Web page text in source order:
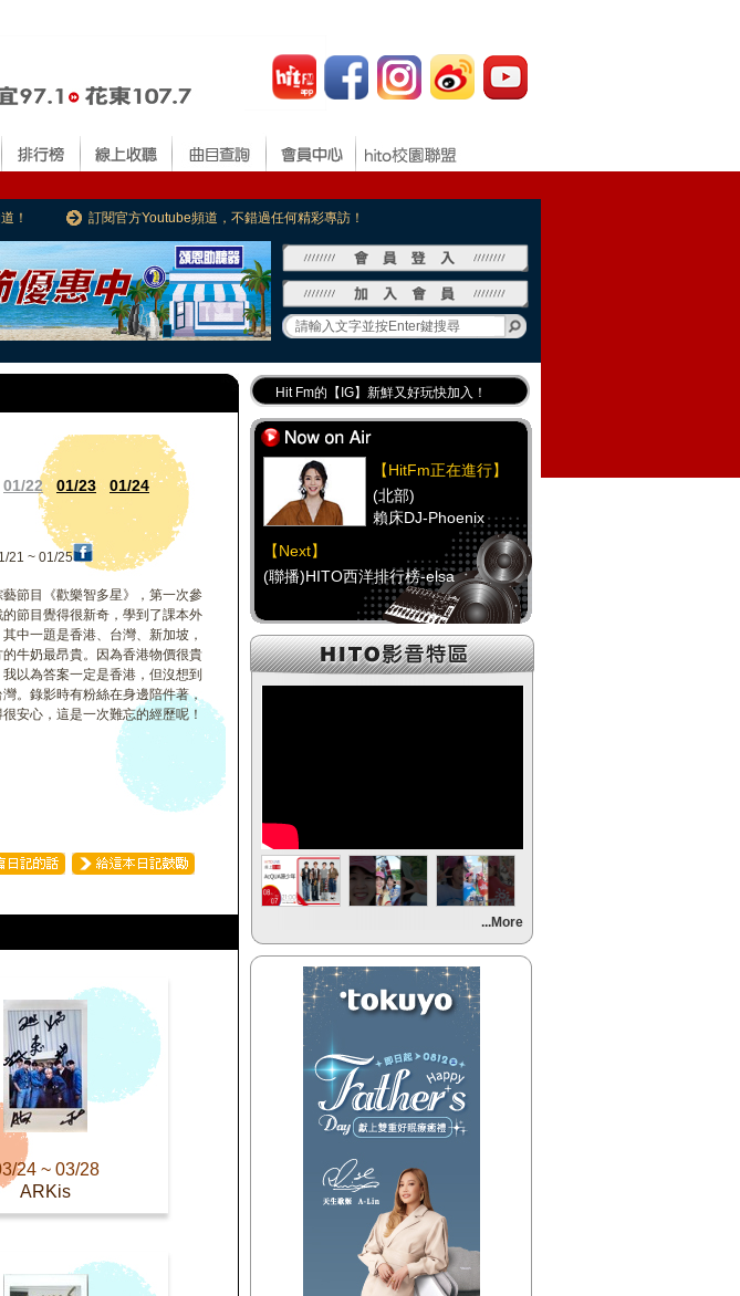
！ 訂閱官方Youtube頻道，不錯過任何精彩專訪！
01/22 01/23
01/24
21 ~ 01/25
藝節目《歡樂智多星》，第一次參
的節目覺得很新奇，學到了課本外
中一題是香港、台灣、新加坡，
的牛奶最昂貴。因為香港物價很貴
以為答案一定是香港，但沒想到
。錄影時有粉絲在身邊陪件著，
安心，這是一次難忘的經歷呢！
24 ~ 03/28
ARKis
Hit Fm的【IG】新鮮又好玩快加入！
Hit Fm【FB臉書粉絲團】等你加入！
最專業《DJ推薦》好音樂千萬別錯過！
好康報報 最新優惠訊息都在這！
【HitFm正在進行】
(北部)
賴床DJ-Phoenix
【Next】
(聯播)HITO西洋排行榜-elsa
【HitFm正在進行】
(中部)
(南部)
點播特區-小米
【Next】
【HitFm正在進行】
東STOP！MUSIC ON
AIR
(聯播)HITO西洋排行榜-elsa
【HitFm正在進行】
(花東)
東STOP！MUSIC ON
AIR
...More